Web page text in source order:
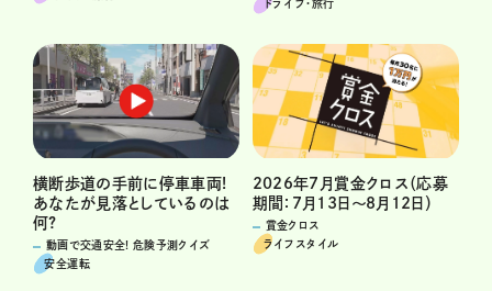
ドライブ･旅行
横断歩道の手前に停車車両!
あなたが見落としているのは
何?
動画で交通安全! 危険予測クイズ
安全運転
2026年7月賞金クロス（応募
期間：7月13日～8月12日）
賞金クロス
ライフスタイル